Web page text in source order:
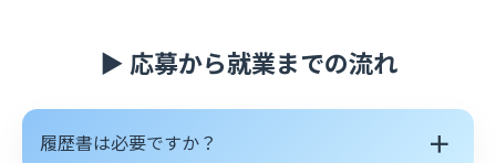
▶ 応募から就業までの流れ
履歴書は必要ですか？ ＋